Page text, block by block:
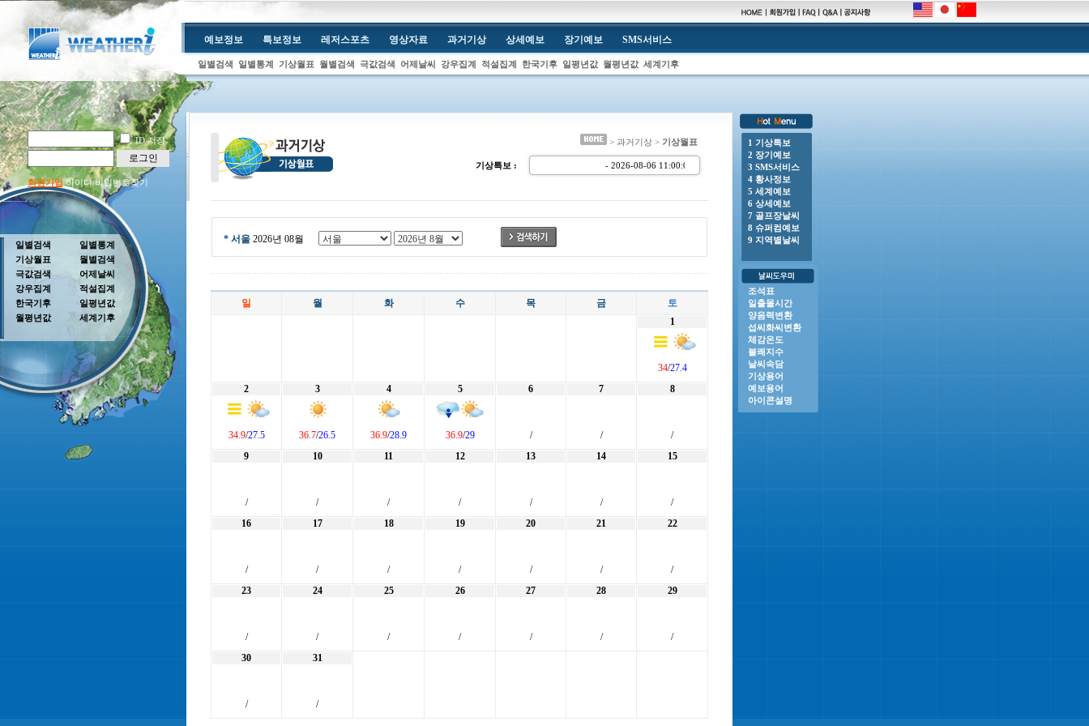
ID 저장
로그인
회원가입아이디/비밀번호찾기
예보정보 특보정보 레저스포츠 영상자료 과거기상 상세예보 장기예보 SMS서비스
일별검색 일별통계 기상월표 월별검색 극값검색 어제날씨 강우집계 적설집계 한국기후 일평년값 월평년값 세계기후
> 과거기상 > 기상월표
기상특보 : - 2026-08-06 11:00:00 o 풍랑주의보 : 남해동부바깥먼바다, 제주도남쪽바깥먼바다, 제주도남동쪽안쪽먼바다, 제주도남
1 기상특보
2 장기예보
3 SMS서비스
4 황사정보
5 세계예보
6 상세예보
7 골프장날씨
8 슈퍼컴예보
9 지역별날씨
조석표
일출몰시간
양음력변환
섭씨화씨변환
체감온도
불쾌지수
날씨속담
기상용어
예보용어
아이콘설명
일별검색
기상월표
극값검색
강우집계
한국기후
월평년값
일별통계
월별검색
어제날씨
적설집계
일평년값
세계기후
* 서울 2026년 08월
일 월 화 수 목 금
토
1
34/27.4
2
34.9/27.5
3
36.7/26.5
4
36.9/28.9
5
36.9/29
6
/
7
/
8
/
9
/
10
/
11
/
12
/
13
/
14
/
15
/
16
/
17
/
18
/
19
/
20
/
21
/
22
/
23
/
24
/
25
/
26
/
27
/
28
/
29
/
30
/
31
/